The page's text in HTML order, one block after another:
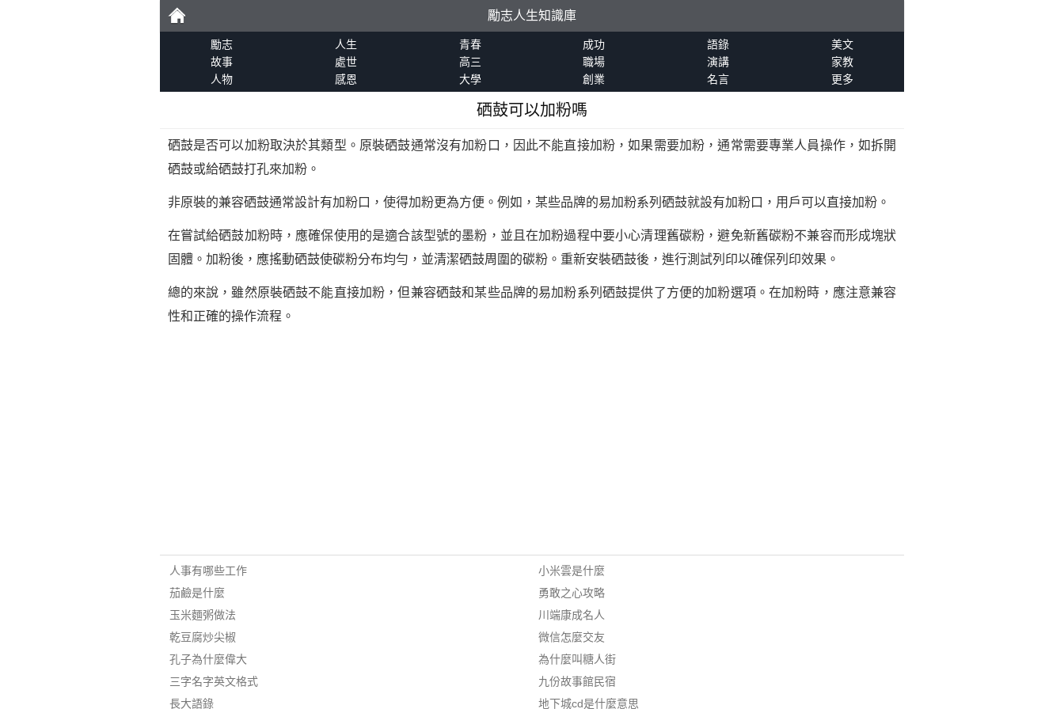
勵
勵志人生知識庫
勵志 人生 青春 成功 語錄
美文
故事
處世 高三 職場 演講
家教
人物
感恩 大學 創業 名言 更多
硒鼓可以加粉嗎
硒鼓是否可以加粉取決於其類型。原裝硒鼓通常沒有加粉口，因此不能直接加粉，如果需要加粉，通常需要專業人員操作，如拆開
硒鼓或給硒鼓打孔來加粉。
非原裝的兼容硒鼓通常設計有加粉口，使得加粉更為方便。例如，某些品牌的易加粉系列硒鼓就設有加粉口，用戶可以直接加粉。
在嘗試給硒鼓加粉時，應確保使用的是適合該型號的墨粉，並且在加粉過程中要小心清理舊碳粉，避免新舊碳粉不兼容而形成塊狀
固體。加粉後，應搖動硒鼓使碳粉分布均勻，並清潔硒鼓周圍的碳粉。重新安裝硒鼓後，進行測試列印以確保列印效果。
總的來說，雖然原裝硒鼓不能直接加粉，但兼容硒鼓和某些品牌的易加粉系列硒鼓提供了方便的加粉選項。在加粉時，應注意兼容
性和正確的操作流程。
人事有哪些工作
茄鹼是什麼
玉米麵粥做法
乾豆腐炒尖椒
孔子為什麼偉大
三字名字英文格式
長大語錄
小米雲是什麼
勇敢之心攻略
川端康成名人
微信怎麼交友
為什麼叫糖人街
九份故事館民宿
地下城cd是什麼意思